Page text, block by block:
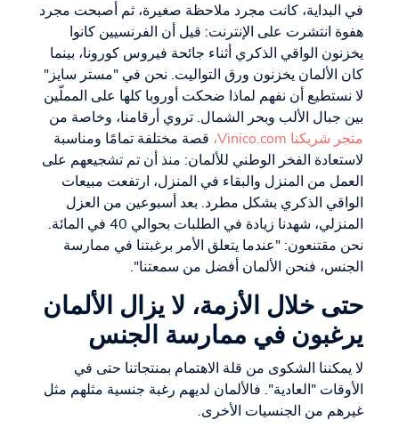
في البداية، كانت مجرد ملاحظة صغيرة، ثم أصبحت مجرد
هفوة انتشرت على الإنترنت: قيل أن الفرنسيين كانوا
يخزنون الواقي الذكري أثناء جائحة فيروس كورونا، بينما
كان الألمان يخزنون ورق التواليت. نحن في "مستر سايز"
لا نستطيع أن نفهم لماذا ضحكت أوروبا كلها على المملّين
بين جبال الألب وبحر الشمال. تروي أرقامنا، وخاصة من
متجر شريكنا Vinico.com،
قصة مختلفة تمامًا ومناسبة
لاستعادة الفخر الوطني للألمان: منذ أن تم تشجيعهم على
العمل من المنزل والبقاء في المنزل، ارتفعت مبيعات
الواقي الذكري بشكل مطرد. بعد أسبوعين من العزل
المنزلي، شهدنا زيادة في الطلبات بحوالي 40 في المائة.
نحن مقتنعون: "عندما يتعلق الأمر برغبتنا في ممارسة
الجنس، فنحن الألمان أفضل من سمعتنا".
حتى خلال الأزمة، لا يزال الألمان
يرغبون في ممارسة الجنس
لا يمكننا الشكوى من قلة الاهتمام بمنتجاتنا حتى في
الأوقات "العادية". فالألمان لديهم رغبة جنسية مثلهم مثل
غيرهم من الجنسيات الأخرى.